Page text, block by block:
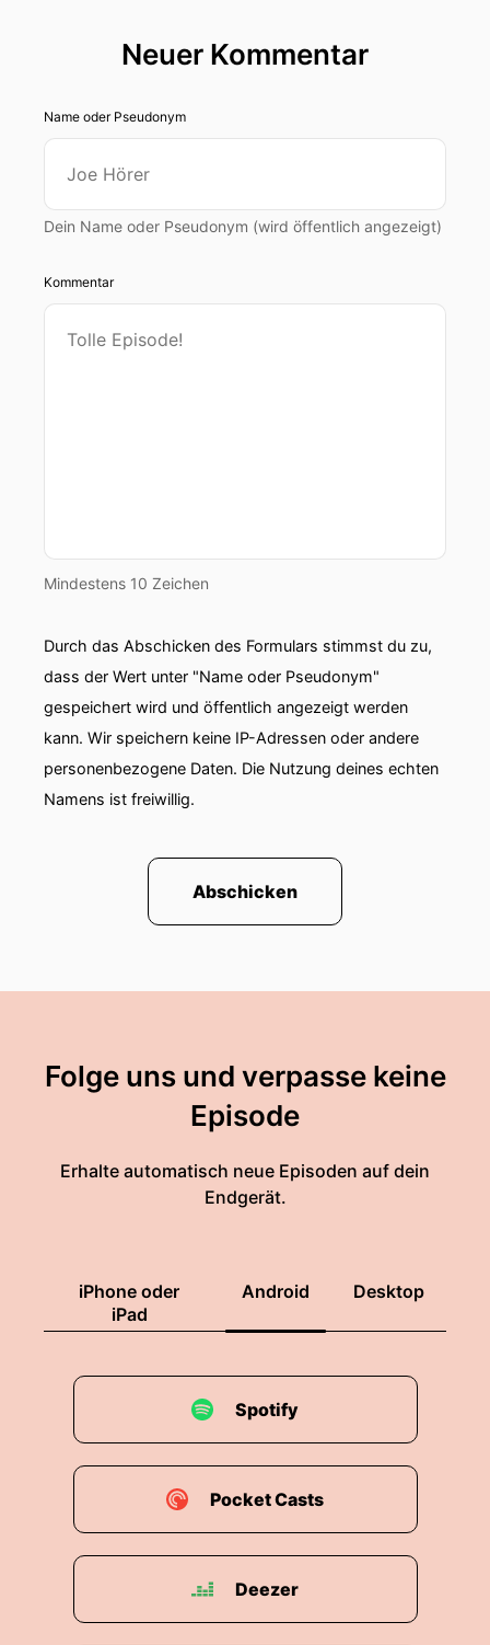
Neuer Kommentar
Name oder Pseudonym
Dein Name oder Pseudonym (wird öffentlich angezeigt)
Kommentar
Mindestens 10 Zeichen
Durch das Abschicken des Formulars stimmst du zu,
dass der Wert unter "Name oder Pseudonym"
gespeichert wird und öffentlich angezeigt werden
kann. Wir speichern keine IP-Adressen oder andere
personenbezogene Daten. Die Nutzung deines echten
Namens ist freiwillig.
Abschicken
Folge uns und verpasse keine
Episode
Erhalte automatisch neue Episoden auf dein
Endgerät.
iPhone oder
iPad
Android Desktop
Spotify
Pocket Casts
Deezer